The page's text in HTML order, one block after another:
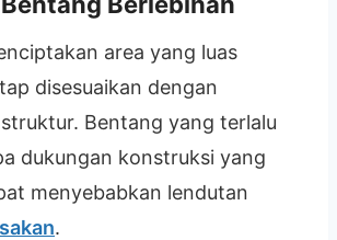
area yang luas
disesuaikan dengan
Bentang yang terlalu
dukungan konstruksi yang
menyebabkan lendutan
.